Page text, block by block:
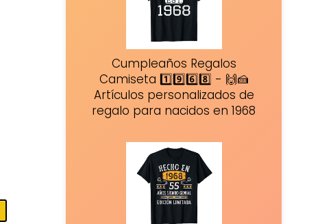
Cumpleaños Regalos
Camiseta 1️⃣9️⃣6️⃣8️⃣ - 🙌🍰
Artículos personalizados de
regalo para nacidos en 1968